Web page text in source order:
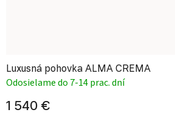
Luxusná pohovka ALMA CREMA
Odosielame do 7-14 prac. dní
1 540 €